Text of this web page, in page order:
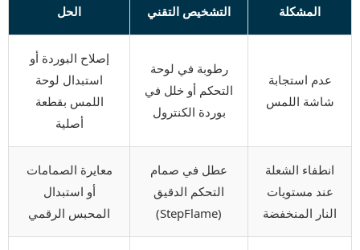
المشكلة التشخيص التقني الحل
عدم استجابة
شاشة اللمس
رطوبة في لوحة
التحكم أو خلل في
بوردة الكنترول
إصلاح البوردة أو
استبدال لوحة
اللمس بقطعة
أصلية
انطفاء الشعلة
عند مستويات
النار المنخفضة
عطل في صمام
التحكم الدقيق
(StepFlame)
معايرة الصمامات
أو استبدال
المحبس الرقمي